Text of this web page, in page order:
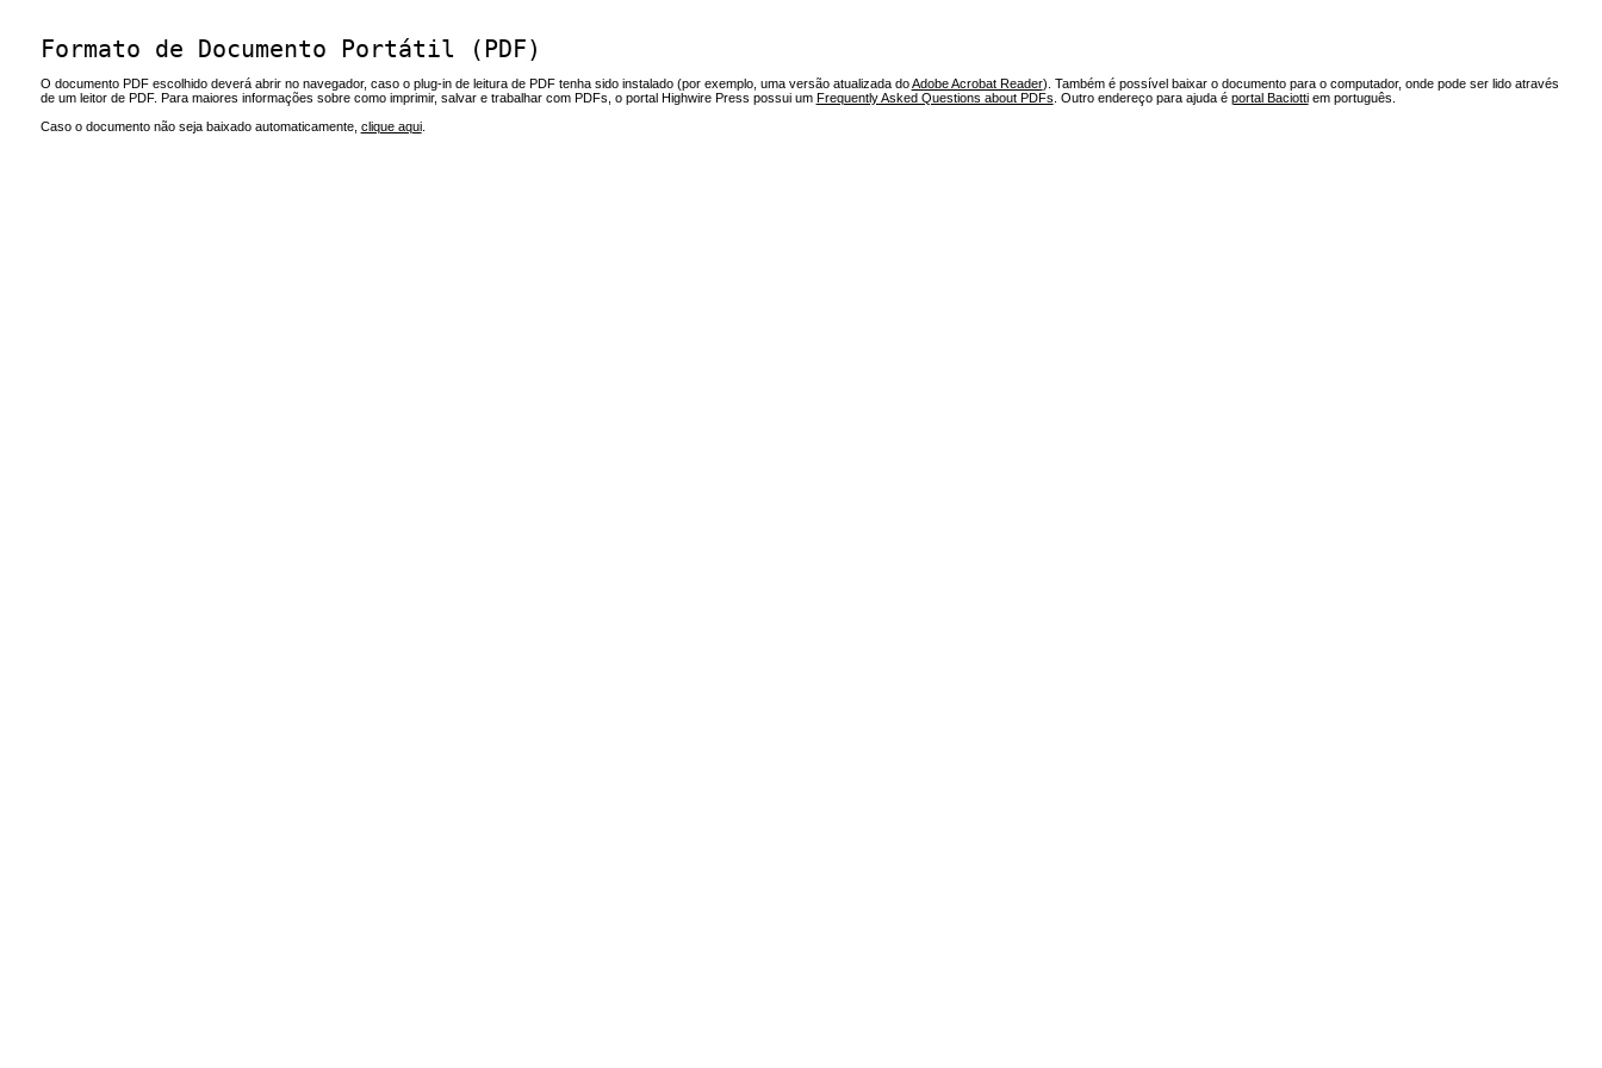
Formato de Documento Portátil (PDF)
O documento PDF escolhido deverá abrir no navegador, caso o plug-in de leitura de PDF tenha sido instalado (por exemplo, uma versão atualizada doAdobe Acrobat Reader). Também é possível baixar o documento para o computador, onde pode ser lido através
de um leitor de PDF. Para maiores informações sobre como imprimir, salvar e trabalhar com PDFs, o portal Highwire Press possui um Frequently Asked Questions about PDFs . Outro endereço para ajuda é portal Baciottiem português.
Caso o documento não seja baixado automaticamente, clique aqui.